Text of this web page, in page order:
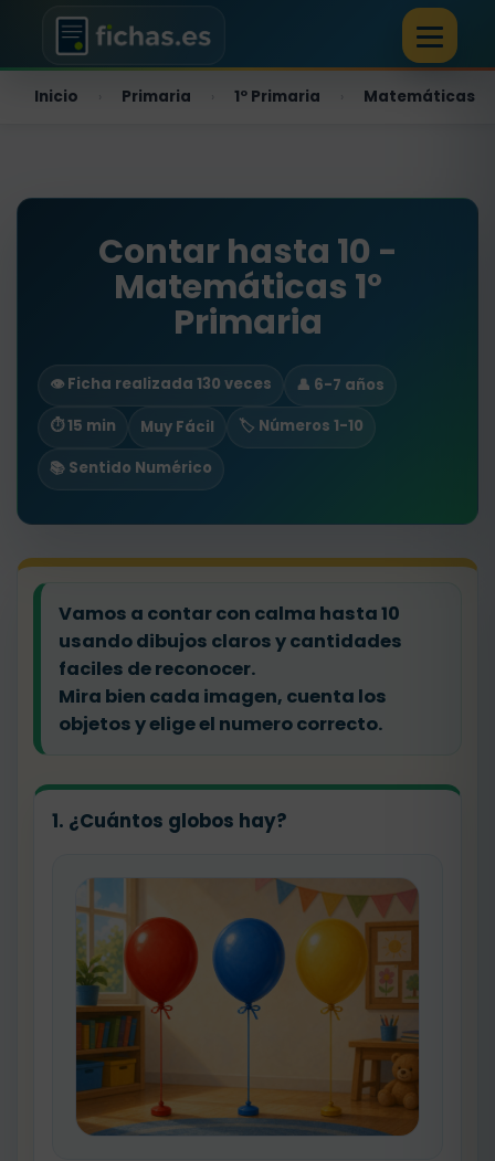
Inicio Primaria 1º Primaria Matemáticas
Contar hasta 10 -
Matemáticas 1º
Primaria
👁️ Ficha realizada 130 veces
👤 6-7 años
⏱ 15 min
Muy Fácil
🏷️ Números 1-10
📚 Sentido Numérico
Vamos a contar con calma hasta 10
usando dibujos claros y cantidades
faciles de reconocer.
Mira bien cada imagen, cuenta los
objetos y elige el numero correcto.
1. ¿Cuántos globos hay?